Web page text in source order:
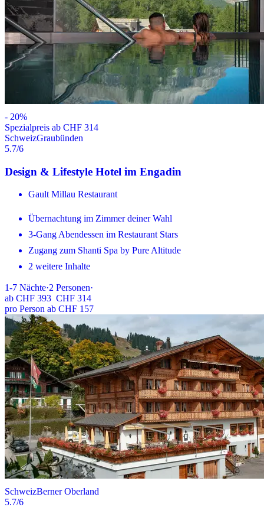
- 20%
Spezialpreis ab CHF 314
SchweizGraubünden
5.7/6
Design & Lifestyle Hotel im Engadin
Gault Millau Restaurant
Übernachtung im Zimmer deiner Wahl
3-Gang Abendessen im Restaurant Stars
Zugang zum Shanti Spa by Pure Altitude
2 weitere Inhalte
1-7 Nächte·2 Personen·
ab CHF 393 CHF 314
pro Person ab CHF 157
SchweizBerner Oberland
5.7/6